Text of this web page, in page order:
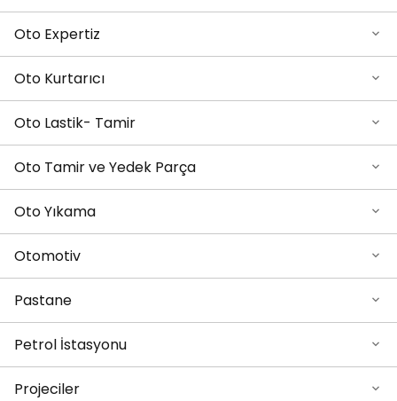
Oto Expertiz
Oto Kurtarıcı
Oto Lastik- Tamir
Oto Tamir ve Yedek Parça
Oto Yıkama
Otomotiv
Pastane
Petrol İstasyonu
Projeciler